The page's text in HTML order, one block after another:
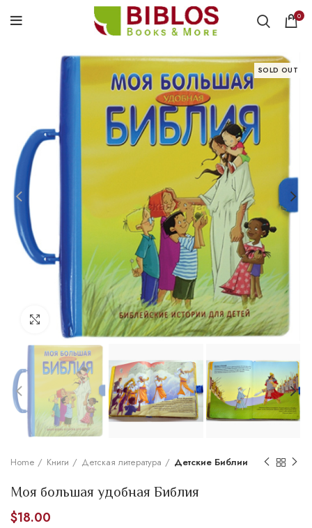
0
SOLD OUT
Увеличить
Home Книги Детская литература Детские Библии
Моя большая удобная Библия
$18.00